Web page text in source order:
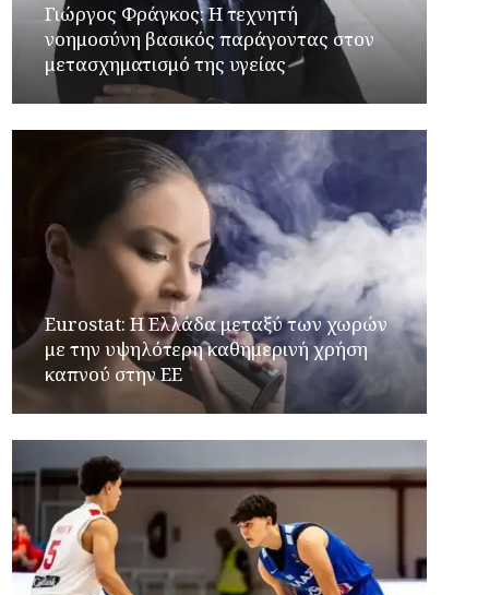
Γιώργος Φράγκος: Η τεχνητή
νοημοσύνη βασικός παράγοντας στον
μετασχηματισμό της υγείας
Eurostat: Η Ελλάδα μεταξύ των χωρών
με την υψηλότερη καθημερινή χρήση
καπνού στην ΕΕ